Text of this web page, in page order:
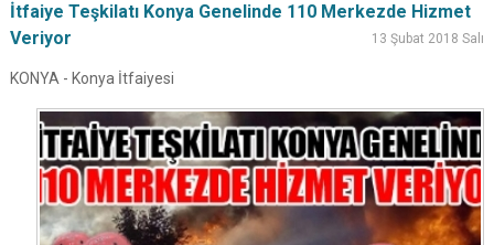
İtfaiye Teşkilatı Konya Genelinde 110 Merkezde Hizmet
Veriyor
13 Şubat 2018 Salı
KONYA - Konya İtfaiyesi